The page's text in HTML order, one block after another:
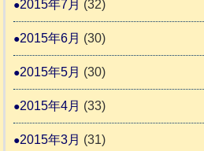
2015年7月 (32)
2015年6月 (30)
2015年5月 (30)
2015年4月 (33)
2015年3月 (31)